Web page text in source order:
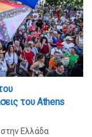
του Athens
Ελλάδα